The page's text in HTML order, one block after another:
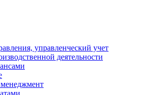
управленческий учет
деятельности